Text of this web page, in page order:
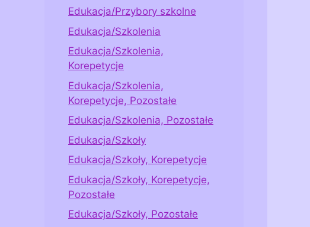
Edukacja/Przybory szkolne
Edukacja/Szkolenia
Edukacja/Szkolenia,
Korepetycje
Edukacja/Szkolenia,
Korepetycje, Pozostałe
Edukacja/Szkolenia, Pozostałe
Edukacja/Szkoły
Edukacja/Szkoły, Korepetycje
Edukacja/Szkoły, Korepetycje,
Pozostałe
Edukacja/Szkoły, Pozostałe